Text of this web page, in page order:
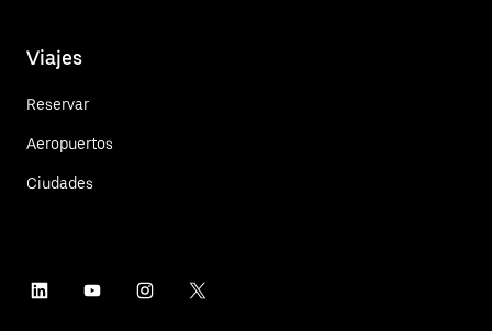
Viajes
Reservar
Aeropuertos
Ciudades